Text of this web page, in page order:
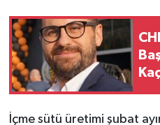
İçme sütü üretimi şubat